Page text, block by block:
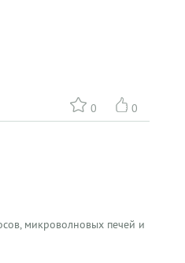
0 0
микроволновых печей и